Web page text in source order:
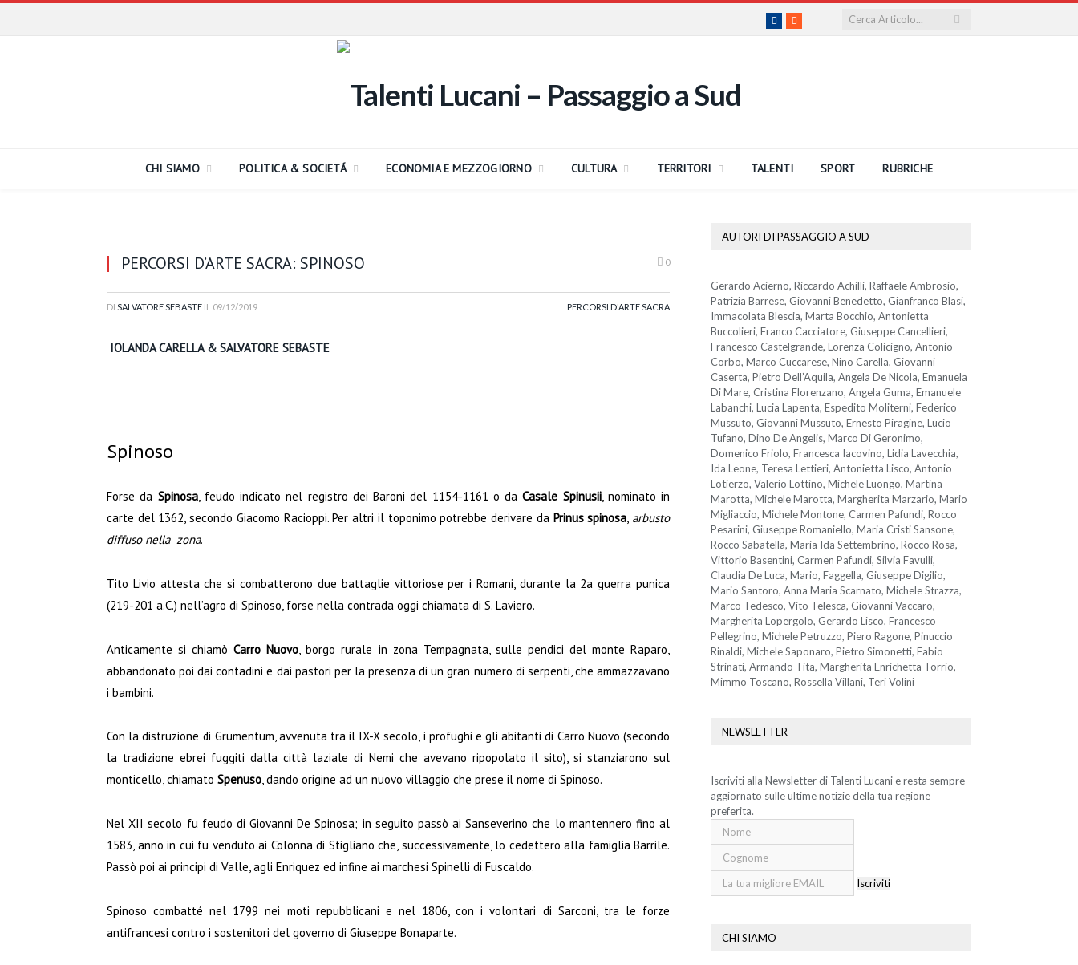
Facebook
RSS
CHI SIAMO POLITICA & SOCIETÁ ECONOMIA E MEZZOGIORNO CULTURA TERRITORI TALENTI SPORT RUBRICHE
PERCORSI D’ARTE SACRA: SPINOSO 0
DI SALVATORE SEBASTE IL 09/12/2019 PERCORSI D'ARTE SACRA
IOLANDA CARELLA & SALVATORE SEBASTE
Spinoso
Forse da Spinosa, feudo indicato nel registro dei Baroni del 1154-1161 o daCasale Spinusii, nominato in
carte del 1362, secondo Giacomo Racioppi. Per altri il toponimo potrebbe derivare da Prinus spinosa, arbusto
diffuso nella zona.
Tito Livio attesta che si combatterono due battaglie vittoriose per i Romani, durante la 2a guerra punica
(219-201 a.C.) nell’agro di Spinoso, forse nella contrada oggi chiamata di S. Laviero.
Anticamente si chiamòCarro Nuovo , borgo rurale in zona Tempagnata, sulle pendici del monte Raparo,
abbandonato poi dai contadini e dai pastori per la presenza di un gran numero di serpenti, che ammazzavano
i bambini.
Con la distruzione di Grumentum, avvenuta tra il IX-X secolo, i profughi e gli abitanti di Carro Nuovo (secondo
la tradizione ebrei fuggiti dalla città laziale di Nemi che avevano ripopolato il sito), si stanziarono sul
monticello, chiamato Spenuso, dando origine ad un nuovo villaggio che prese il nome di Spinoso.
Nel XII secolo fu feudo di Giovanni De Spinosa; in seguito passò ai Sanseverino che lo mantennero fino al
1583, anno in cui fu venduto ai Colonna di Stigliano che, successivamente, lo cedettero alla famiglia Barrile.
Passò poi ai principi di Valle, agli Enriquez ed infine ai marchesi Spinelli di Fuscaldo.
Spinoso combatté nel 1799 nei moti repubblicani e nel 1806, con i volontari di Sarconi, tra le forze
antifrancesi contro i sostenitori del governo di Giuseppe Bonaparte.
AUTORI DI PASSAGGIO A SUD
Gerardo Acierno, Riccardo Achilli, Raffaele Ambrosio,
Patrizia Barrese, Giovanni Benedetto, Gianfranco Blasi,
Immacolata Blescia, Marta Bocchio, Antonietta
Buccolieri, Franco Cacciatore, Giuseppe Cancellieri,
Francesco Castelgrande, Lorenza Colicigno, Antonio
Corbo, Marco Cuccarese, Nino Carella, Giovanni
Caserta, Pietro Dell’Aquila, Angela De Nicola, Emanuela
Di Mare, Cristina Florenzano, Angela Guma, Emanuele
Labanchi, Lucia Lapenta, Espedito Moliterni, Federico
Mussuto, Giovanni Mussuto, Ernesto Piragine, Lucio
Tufano, Dino De Angelis, Marco Di Geronimo,
Domenico Friolo, Francesca Iacovino, Lidia Lavecchia,
Ida Leone, Teresa Lettieri, Antonietta Lisco, Antonio
Lotierzo, Valerio Lottino, Michele Luongo, Martina
Marotta, Michele Marotta, Margherita Marzario, Mario
Migliaccio, Michele Montone, Carmen Pafundi, Rocco
Pesarini, Giuseppe Romaniello, Maria Cristi Sansone,
Rocco Sabatella, Maria Ida Settembrino, Rocco Rosa,
Vittorio Basentini, Carmen Pafundi, Silvia Favulli,
Claudia De Luca, Mario, Faggella, Giuseppe Digilio,
Mario Santoro, Anna Maria Scarnato, Michele Strazza,
Marco Tedesco, Vito Telesca, Giovanni Vaccaro,
Margherita Lopergolo, Gerardo Lisco, Francesco
Pellegrino, Michele Petruzzo, Piero Ragone, Pinuccio
Rinaldi, Michele Saponaro, Pietro Simonetti, Fabio
Strinati, Armando Tita, Margherita Enrichetta Torrio,
Mimmo Toscano, Rossella Villani, Teri Volini
NEWSLETTER
Iscriviti alla Newsletter di Talenti Lucani e resta sempre
aggiornato sulle ultime notizie della tua regione
preferita.
Iscriviti
CHI SIAMO